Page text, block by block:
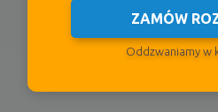
ZAMÓW
Oddzwaniamy w